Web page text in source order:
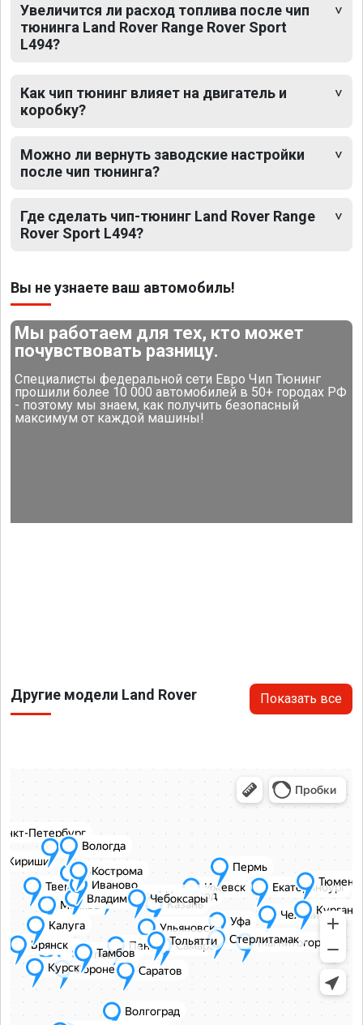
Увеличится ли расход топлива после чип
тюнинга Land Rover Range Rover Sport
L494?
Как чип тюнинг влияет на двигатель и
коробку?
Можно ли вернуть заводские настройки
после чип тюнинга?
Где сделать чип-тюнинг Land Rover Range
Rover Sport L494?
Вы не узнаете ваш автомобиль!
Мы работаем для тех, кто может
почувствовать разницу.
Специалисты федеральной сети Евро Чип Тюнинг
прошили более 10 000 автомобилей в 50+ городах РФ
- поэтому мы знаем, как получить безопасный
максимум от каждой машины!
Другие модели Land Rover Показать все